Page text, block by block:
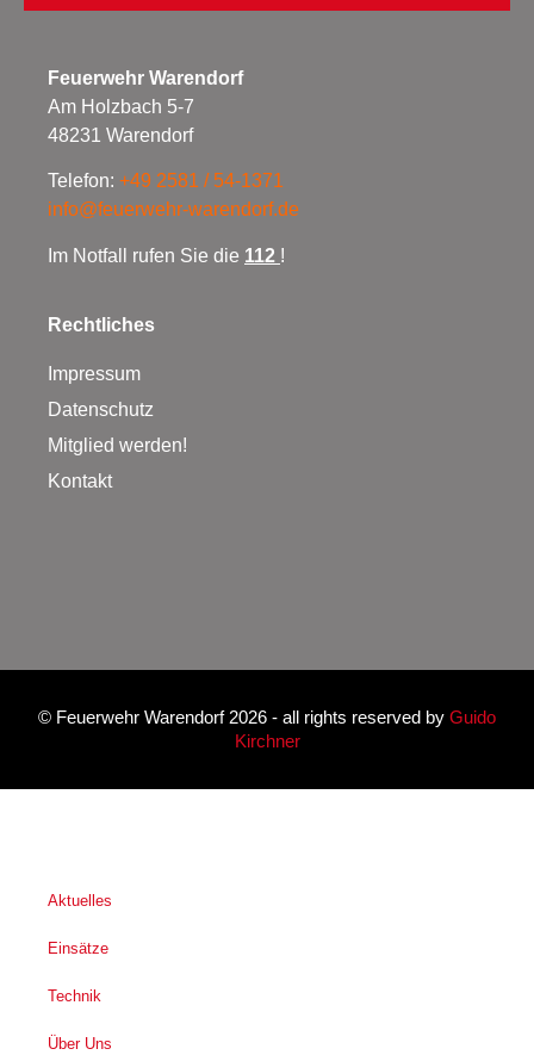
Feuerwehr Warendorf
Am Holzbach 5-7
48231 Warendorf
Telefon: +49 2581 / 54-1371
info@feuerwehr-warendorf.de
Im Notfall rufen Sie die 112 !
Rechtliches
Impressum
Datenschutz
Mitglied werden!
Kontakt
© Feuerwehr Warendorf 2026 - all rights reserved by Guido
Kirchner
Aktuelles
Einsätze
Technik
Über Uns